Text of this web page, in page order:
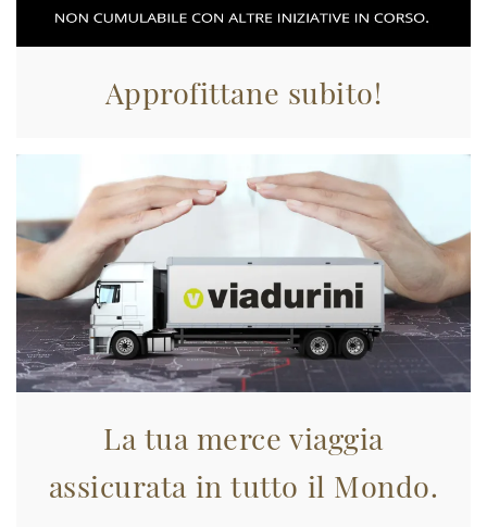
Approfittane subito!
La tua merce viaggia
assicurata in tutto il Mondo.